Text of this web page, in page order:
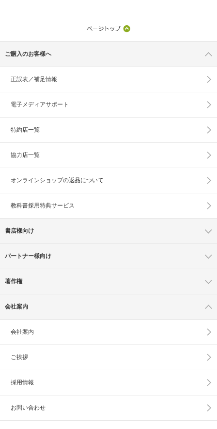
ご購入のお客様へ
正誤表／補足情報
電子メディアサポート
特約店一覧
協力店一覧
オンラインショップの返品について
教科書採用特典サービス
書店様向け
パートナー様向け
著作権
会社案内
会社案内
ご挨拶
採用情報
お問い合わせ